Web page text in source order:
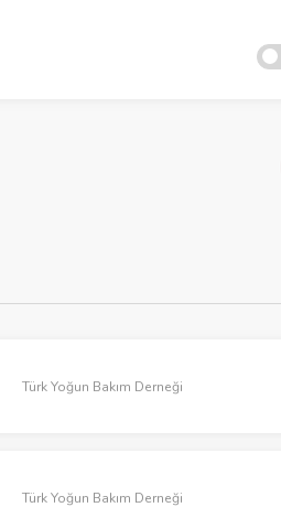
Türk Yoğun Bakım Derneği
Türk Yoğun Bakım Derneği